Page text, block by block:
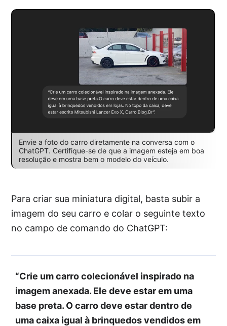
Envie a foto do carro diretamente na conversa com o
ChatGPT. Certifique-se de que a imagem esteja em boa
resolução e mostra bem o modelo do veículo.
Para criar sua miniatura digital, basta subir a
imagem do seu carro e colar o seguinte texto
no campo de comando do ChatGPT:
“Crie um carro colecionável inspirado na
imagem anexada. Ele deve estar em uma
base preta. O carro deve estar dentro de
uma caixa igual à brinquedos vendidos em